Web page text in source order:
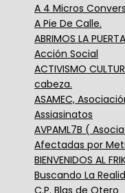
A 4 Micros
A Pie De Calle.
ABRIMOS LA PUERTA
Acción Social
ACTIVISMO
cabeza.
ASAMEC,
Assiasinatos
AVPAML7B (
Afectadas por
BIENVENIDOS AL
Buscando La
C.P. Blas de Otero